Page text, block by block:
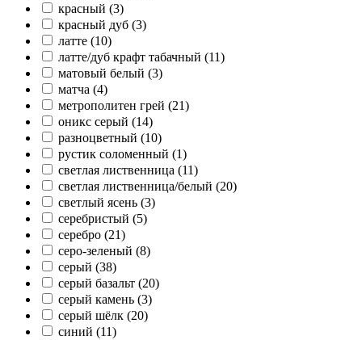
красный (3)
красный дуб (3)
латте (10)
латте/дуб крафт табачный (11)
матовый белый (3)
матча (4)
метрополитен грей (21)
оникс серый (14)
разноцветный (10)
рустик соломенный (1)
светлая лиственница (11)
светлая лиственница/белый (20)
светлый ясень (3)
серебристый (5)
серебро (21)
серо-зеленый (8)
серый (38)
серый базальт (20)
серый камень (3)
серый шёлк (20)
синий (11)